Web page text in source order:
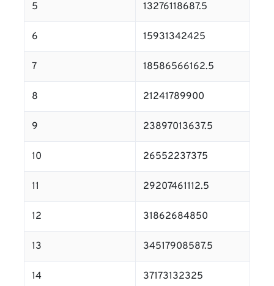
5 13276118687.5
6 15931342425
7 18586566162.5
8 21241789900
9 23897013637.5
10 26552237375
11 29207461112.5
12 31862684850
13 34517908587.5
14 37173132325